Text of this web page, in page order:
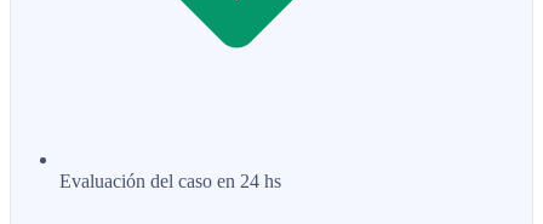
Evaluación del caso en 24 hs